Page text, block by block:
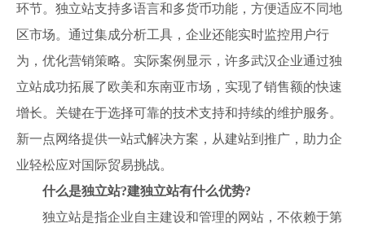
环节。独立站支持多语言和多货币功能，方便适应不同地
区市场。通过集成分析工具，企业还能实时监控用户行
为，优化营销策略。实际案例显示，许多武汉企业通过独
立站成功拓展了欧美和东南亚市场，实现了销售额的快速
增长。关键在于选择可靠的技术支持和持续的维护服务。
新一点网络提供一站式解决方案，从建站到推广，助力企
业轻松应对国际贸易挑战。
什么是独立站?建独立站有什么优势?
独立站是指企业自主建设和管理的网站，不依赖于第